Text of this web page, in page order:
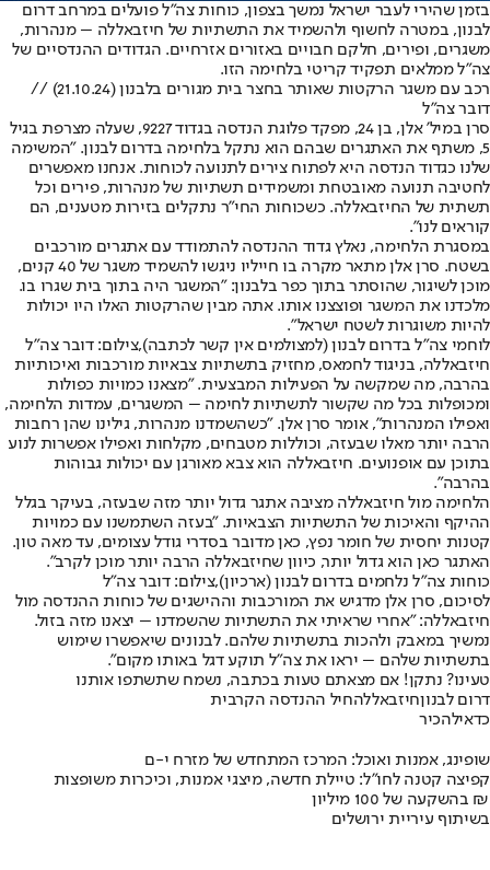
בזמן שהירי לעבר ישראל נמשך בצפון, כוחות צה"ל פועלים במרחב דרום
לבנון, במטרה לחשוף ולהשמיד את התשתיות של חיזבאללה – מנהרות,
משגרים, ופירים, חלקם חבויים באזורים אזרחיים. הגדודים ההנדסיים של
צה"ל ממלאים תפקיד קריטי בלחימה הזו.
רכב עם משגר הרקטות שאותר בחצר בית מגורים בלבנון (21.10.24) //
דובר צה"ל
סרן במיל' אלן, בן 24, מפקד פלוגת הנדסה בגדוד 9227, שעלה מצרפת בגיל
5, משתף את האתגרים שבהם הוא נתקל בלחימה בדרום לבנון. "המשימה
שלנו כגדוד הנדסה היא לפתוח צירים לתנועה לכוחות. אנחנו מאפשרים
לחטיבה תנועה מאובטחת ומשמידים תשתיות של מנהרות, פירים וכל
תשתית של החיזבאללה. כשכוחות החי"ר נתקלים בזירות מטענים, הם
קוראים לנו".
במסגרת הלחימה, נאלץ גדוד ההנדסה להתמודד עם אתגרים מורכבים
בשטח. סרן אלן מתאר מקרה בו חייליו ניגשו להשמיד משגר של 40 קנים,
מוכן לשיגור, שהוסתר בתוך כפר בלבנון: "המשגר היה בתוך בית שגרו בו.
מלכדנו את המשגר ופוצצנו אותו. אתה מבין שהרקטות האלו היו יכולות
להיות משוגרות לשטח ישראל".
לוחמי צה"ל בדרום לבנון (למצולמים אין קשר לכתבה),צילום: דובר צה"ל
חיזבאללה, בניגוד לחמאס, מחזיק בתשתיות צבאיות מורכבות ואיכותיות
בהרבה, מה שמקשה על הפעילות המבצעית. "מצאנו כמויות כפולות
ומכופלות בכל מה שקשור לתשתיות לחימה – המשגרים, עמדות הלחימה,
ואפילו המנהרות", אומר סרן אלן. "כשהשמדנו מנהרות, גילינו שהן רחבות
הרבה יותר מאלו שבעזה, וכוללות מטבחים, מקלחות ואפילו אפשרות לנוע
בתוכן עם אופנועים. חיזבאללה הוא צבא מאורגן עם יכולות גבוהות
בהרבה".
הלחימה מול חיזבאללה מציבה אתגר גדול יותר מזה שבעזה, בעיקר בגלל
ההיקף והאיכות של התשתיות הצבאיות. "בעזה השתמשנו עם כמויות
קטנות יחסית של חומר נפץ, כאן מדובר בסדרי גודל עצומים, עד מאה טון.
האתגר כאן הוא גדול יותר, כיוון שחיזבאללה הרבה יותר מוכן לקרב".
כוחות צה"ל נלחמים בדרום לבנון (ארכיון),צילום: דובר צה"ל
לסיכום, סרן אלן מדגיש את המורכבות וההישגים של כוחות ההנדסה מול
חיזבאללה: "אחרי שראיתי את התשתיות שהשמדנו – יצאנו מזה בזול.
נמשיך במאבק ולהכות בתשתיות שלהם. לבנונים שיאפשרו שימוש
בתשתיות שלהם – יראו את צה"ל תוקע דגל באותו מקום".
טעינו? נתקן! אם מצאתם טעות בכתבה, נשמח שתשתפו אותנו
דרום לבנוןחיזבאללהחיל ההנדסה הקרבית
כדאילהכיר
שופינג, אמנות ואוכל: המרכז המתחדש של מזרח י-ם
קפיצה קטנה לחו"ל: טיילת חדשה, מיצגי אמנות, וכיכרות משופצות
בהשקעה של 100 מיליון ₪
בשיתוף עיריית ירושלים